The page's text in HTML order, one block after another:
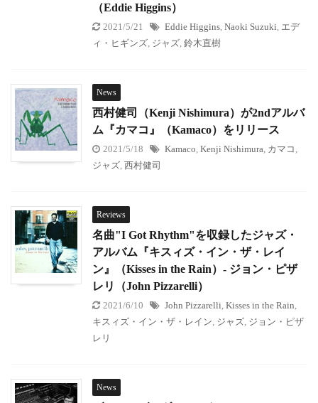
（Eddie Higgins）
2021/5/21 Eddie Higgins Naoki Suzuki エデ
ィ・ヒギンズ ジャズ 鈴木直樹
News
西村健司（Kenji Nishimura）が2ndアルバ
ム『カマコ』（Kamaco）をリリース
2021/5/18 Kamaco Kenji Nishimura カマコ
ジャズ 西村健司
Reviews
名曲"I Got Rhythm"を収録したジャズ・
アルバム『キスィズ・イン・ザ・レイ
ン』（Kisses in the Rain）- ジョン・ピザ
レリ（John Pizzarelli）
2021/6/10 John Pizzarelli Kisses in the Rain
キスィズ・イン・ザ・レイン ジャズ ジョン・ピザ
レリ
News